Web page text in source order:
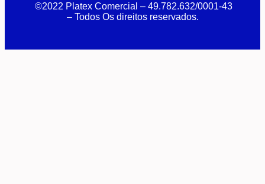
©2022 Platex Comercial – 49.782.632/0001-43
– Todos Os direitos reservados.